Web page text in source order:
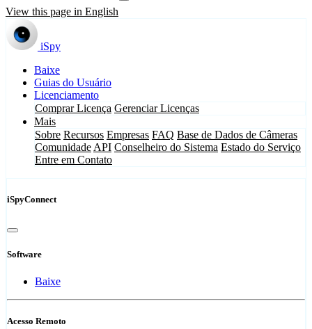
View this page in English
iSpy
Baixe
Guias do Usuário
Licenciamento
Comprar Licença Gerenciar Licenças
Mais
Sobre Recursos Empresas FAQ Base de Dados de Câmeras
Comunidade API Conselheiro do Sistema Estado do Serviço
Entre em Contato
iSpyConnect
Software
Baixe
Acesso Remoto